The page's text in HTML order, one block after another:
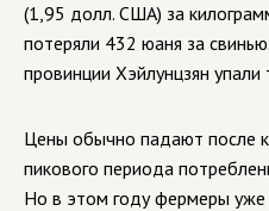
(1,95 долл. США) за
потеряли 432 юаня за
провинции Хэйлунцзян
Цены обычно падают после
пикового периода
Но в этом году фермеры уже